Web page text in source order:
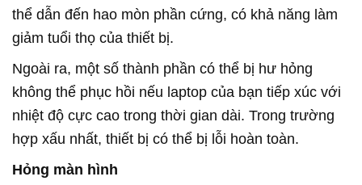
thể dẫn đến hao mòn phần cứng, có khả năng làm
giảm tuổi thọ của thiết bị.
Ngoài ra, một số thành phần có thể bị hư hỏng
không thể phục hồi nếu laptop của bạn tiếp xúc với
nhiệt độ cực cao trong thời gian dài. Trong trường
hợp xấu nhất, thiết bị có thể bị lỗi hoàn toàn.
Hỏng màn hình